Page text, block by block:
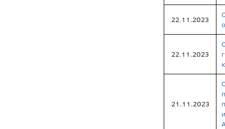
22.11.2023
22.11.2023
21.11.2023